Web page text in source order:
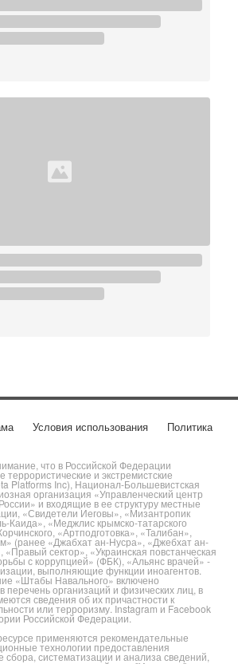
Условия использования
Политика
что в Российской Федерации
и экстремистские
Platforms Inc), Национал-Большевистская
организация «Управленческий центр
и входящие в ее структуру местные
«Свидетели Иеговы», «Мизантропик
Каида», «Меджлис крымско-татарского
«Артподготовка», «Талибан»,
(ранее «Джабхат ан-Нусра», «Джебхат ан-
сектор», «Украинская повстанческая
с коррупцией» (ФБК), «Альянс врачей» -
выполняющие функции иноагентов.
«Штабы Навального» включено
перечень организаций и физических лиц, в
сведения об их причастности к
или терроризму. Instagram и Facebook
Российской Федерации.
применяются рекомендательные
технологии предоставления
систематизации и анализа сведений,